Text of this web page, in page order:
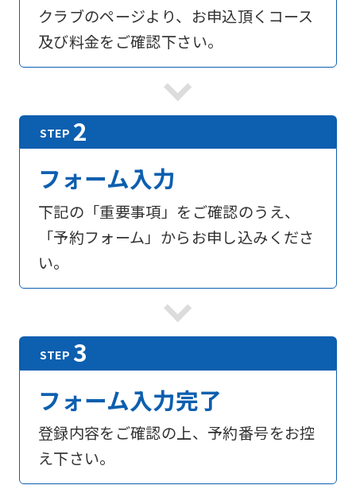
クラブのページより、お申込頂くコース
及び料金をご確認下さい。
フォーム入力
下記の「重要事項」をご確認のうえ、
「予約フォーム」からお申し込みくださ
い。
フォーム入力完了
登録内容をご確認の上、予約番号をお控
え下さい。